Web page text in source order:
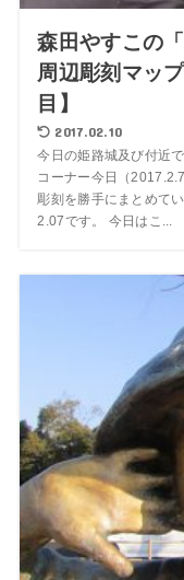
森田やすこの
周辺彫刻マッ
目】
2017.02.10
今日の姫路城及び付近
コーナー今日（
彫刻を勝手にまとめて
2.07です。 今日はこ...